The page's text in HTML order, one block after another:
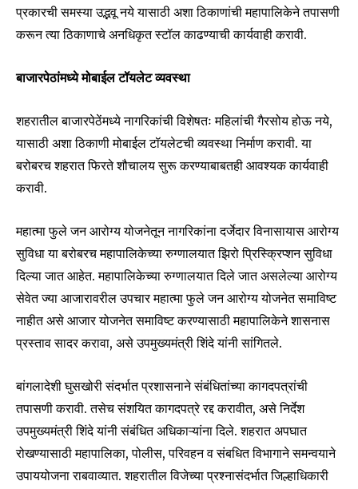
प्रकारची समस्या उद्भवू नये यासाठी अशा ठिकाणांची महापालिकेने तपासणी
करून त्या ठिकाणाचे अनधिकृत स्टॉल काढण्याची कार्यवाही करावी.
बाजारपेठांमध्ये मोबाईल टॉयलेट व्यवस्था
शहरातील बाजारपेठेंमध्ये नागरिकांची विशेषतः महिलांची गैरसोय होऊ नये,
यासाठी अशा ठिकाणी मोबाईल टॉयलेटची व्यवस्था निर्माण करावी. या
बरोबरच शहरात फिरते शौचालय सुरू करण्याबाबतही आवश्यक कार्यवाही
करावी.
महात्मा फुले जन आरोग्य योजनेतून नागरिकांना दर्जेदार विनासायास आरोग्य
सुविधा या बरोबरच महापालिकेच्या रुग्णालयात झिरो प्रिस्क्रिप्शन सुविधा
दिल्या जात आहेत. महापालिकेच्या रुग्णालयात दिले जात असलेल्या आरोग्य
सेवेत ज्या आजारावरील उपचार महात्मा फुले जन आरोग्य योजनेत समाविष्ट
नाहीत असे आजार योजनेत समाविष्ट करण्यासाठी महापालिकेने शासनास
प्रस्ताव सादर करावा, असे उपमुख्यमंत्री शिंदे यांनी सांगितले.
बांगलादेशी घुसखोरी संदर्भात प्रशासनाने संबंधितांच्या कागदपत्रांची
तपासणी करावी. तसेच संशयित कागदपत्रे रद्द करावीत, असे निर्देश
उपमुख्यमंत्री शिंदे यांनी संबंधित अधिकाऱ्यांना दिले. शहरात अपघात
रोखण्यासाठी महापालिका, पोलीस, परिवहन व संबधित विभागाने समन्वयाने
उपाययोजना राबवाव्यात. शहरातील विजेच्या प्रश्नासंदर्भात जिल्हाधिकारी